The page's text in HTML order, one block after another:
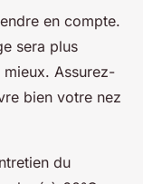
en compte.
sera plus
Assurez-
bien votre nez
du